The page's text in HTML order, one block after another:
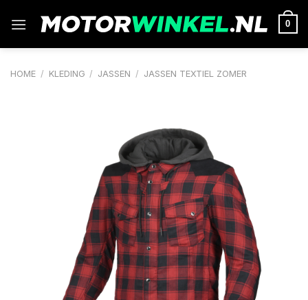
naar
0
HOME / KLEDING / JASSEN / JASSEN TEXTIEL ZOMER